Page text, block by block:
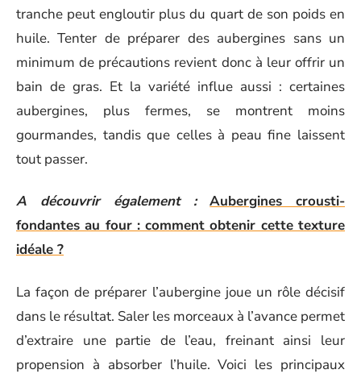
tranche peut engloutir plus du quart de son poids en
huile. Tenter de préparer des aubergines sans un
minimum de précautions revient donc à leur offrir un
bain de gras. Et la variété influe aussi : certaines
aubergines, plus fermes, se montrent moins
gourmandes, tandis que celles à peau fine laissent
tout passer.
A découvrir également :
Aubergines crousti-
fondantes au four : comment obtenir cette texture
idéale ?
La façon de préparer l’aubergine joue un rôle décisif
dans le résultat. Saler les morceaux à l’avance permet
d’extraire une partie de l’eau, freinant ainsi leur
propension à absorber l’huile. Voici les principaux